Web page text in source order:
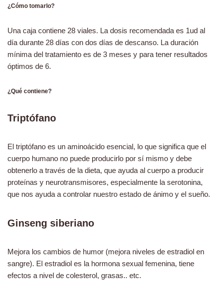
¿Cómo tomarlo?
Una caja contiene 28 viales. La dosis recomendada es 1ud al
día durante 28 días con dos días de descanso. La duración
mínima del tratamiento es de 3 meses y para tener resultados
óptimos de 6.
¿Qué contiene?
Triptófano
El triptófano es un aminoácido esencial, lo que significa que el
cuerpo humano no puede producirlo por sí mismo y debe
obtenerlo a través de la dieta, que ayuda al cuerpo a producir
proteínas y neurotransmisores, especialmente la serotonina,
que nos ayuda a controlar nuestro estado de ánimo y el sueño.
Ginseng siberiano
Mejora los cambios de humor (mejora niveles de estradiol en
sangre). El estradiol es la hormona sexual femenina, tiene
efectos a nivel de colesterol, grasas.. etc.